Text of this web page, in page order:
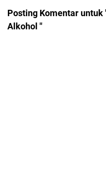
Posting Komentar
Alkohol "